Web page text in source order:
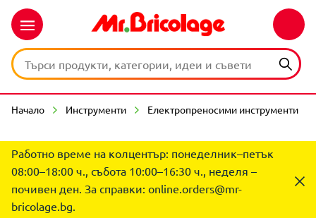
Начало Инструменти Електропреносими инструменти
Работно време на колцентър: понеделник–петък
08:00–18:00 ч., събота 10:00–16:30 ч., неделя –
почивен ден. За справки: online.orders@mr-
bricolage.bg.